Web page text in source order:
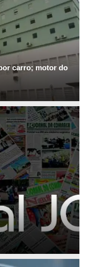
carro; motor do